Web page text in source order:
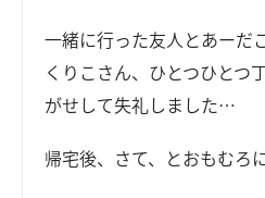
一緒に行った友人とあーだ
くりこさん、ひとつひと
がせして失礼しました…
帰宅後、さて、とおもむろ